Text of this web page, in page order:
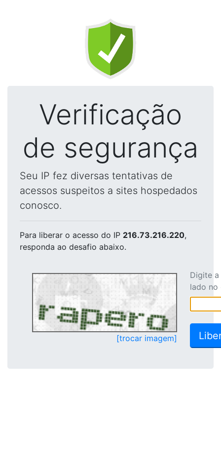
Verificação
de segurança
Seu IP fez diversas tentativas de
acessos suspeitos a sites hospedados
conosco.
Para liberar o acesso do IP 216.73.216.220,
responda ao desafio abaixo.
[trocar imagem]
Digite
lado no